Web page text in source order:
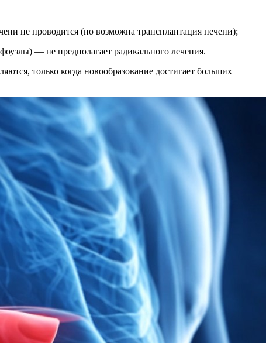
не проводится (но возможна трансплантация печени);
— не предполагает радикального лечения.
только когда новообразование достигает больших